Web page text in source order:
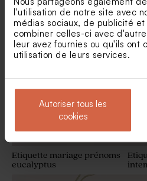
l'utilisation de notre site avec
médias sociaux, de publicité
combiner celles-ci avec
leur avez fournies ou qu'ils ont
utilisation de leurs services.
Autoriser tous les
cookies
Rond de serviette mariage
eucalyptus
Pochon tissu mariage 100%
Etiquette mariage tons
naturels et floraux
Etiquette mariage prénoms
eucalyptus